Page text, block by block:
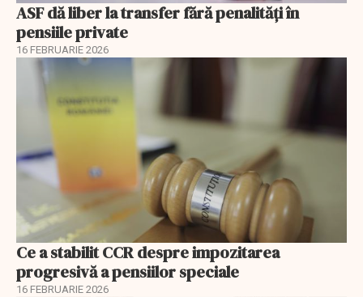
ASF dă liber la transfer fără penalități în
pensiile private
16 FEBRUARIE 2026
Ce a stabilit CCR despre impozitarea
progresivă a pensiilor speciale
16 FEBRUARIE 2026